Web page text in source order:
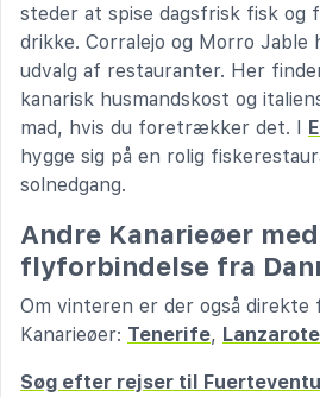
steder at spise dagsfrisk fisk og
drikke. Corralejo og Morro Jable
udvalg af restauranter. Her
kanarisk husmandskost og
mad, hvis du foretrækker det. I
hygge sig på en rolig
solnedgang.
Andre Kanarieøer med
flyforbindelse fra
Om vinteren er der også direkte
Kanarieøer: Tenerife, Lanzarote
Søg efter rejser til